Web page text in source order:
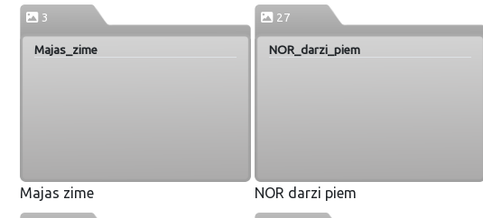
3
Majas_zime
Majas zime
27
NOR_darzi_piem
NOR darzi piem